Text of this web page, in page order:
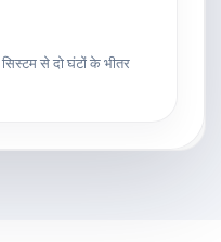
से दो घंटों के भीतर